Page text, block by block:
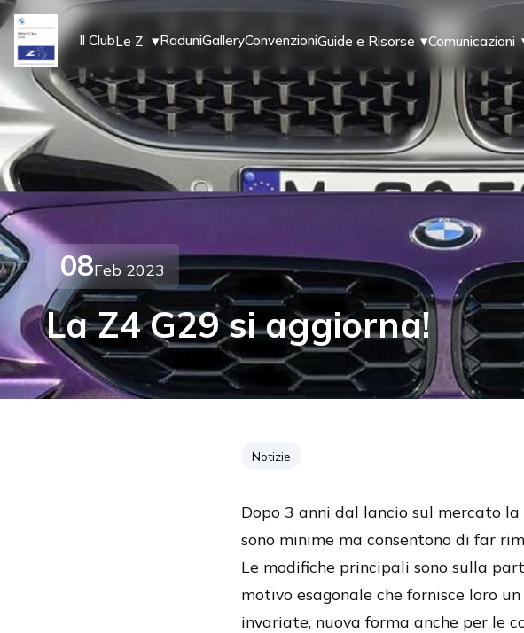
Il ClubLe Z ▾RaduniGalleryConvenzioniGuide e Risorse Comunicazioni
08Feb 2023
La Z4 G29 si aggiorna!
Notizie
Dopo 3 anni dal lancio sul mercato
sono minime ma consentono di far
Le modifiche principali sono sulla
motivo esagonale che fornisce loro
invariate, nuova forma anche per le